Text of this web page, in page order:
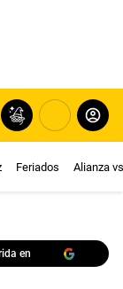
Feriados Alianza
en